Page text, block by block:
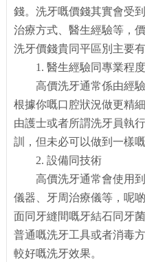
錢。洗牙嘅價錢其實會受
治療方式、醫生經驗等，
洗牙價錢貴同平區別主要
1. 醫生經驗同專業程度
高價洗牙通常係由經
根據你嘅口腔狀況做更精
由護士或者所謂洗牙員執
訓，但未必可以做到一樣嘅
2. 設備同技術
高價洗牙通常會使用
儀器、牙周治療儀等，呢
面同牙縫間嘅牙結石同牙
普通嘅洗牙工具或者消毒
較好嘅洗牙效果。